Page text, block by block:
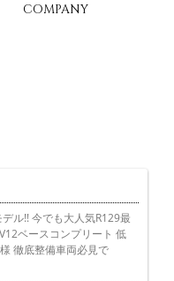
COMPANY
ル!! 今でも大人気R129最
ベースコンプリート 低
徹底整備車両必見で